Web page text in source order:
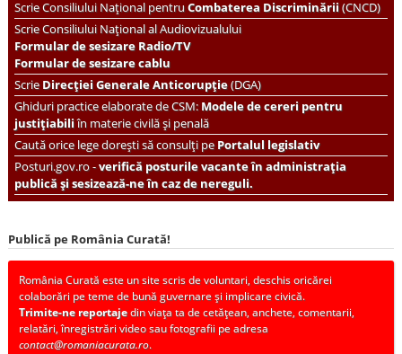
ScrieConsiliului Național pentruCombaterea Discriminării(CNCD)
Scrie Consiliului Național al Audiovizualului
Formular de sesizare Radio/TV
Formular de sesizare cablu
ScrieDirecției Generale Anticorupție(DGA)
Ghiduri practice elaborate de CSM: Modele de cereri pentru
justițiabiliîn materie civilă și penală
Caută orice lege dorești să consulți pePortalul legislativ
Posturi.gov.ro -verifică posturile vacante în administrația
publică și sesizează-ne în caz de nereguli.
Publică pe România Curată!
România Curată este un site scris de voluntari, deschis oricărei
colaborări pe teme de bună guvernare și implicare civică.
Trimite-ne reportajedin viața ta de cetățean, anchete, comentarii,
relatări, înregistrări video sau fotografii pe adresa
contact@romaniacurata.ro.